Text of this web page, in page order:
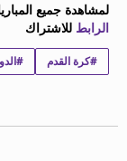
لمشاهدة جميع
الرابط للاشتراك
#كرة القدم